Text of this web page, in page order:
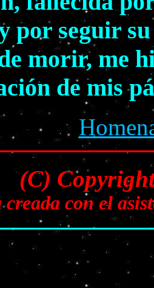
por seguir
morir, me
de mis
(C)
creada con el